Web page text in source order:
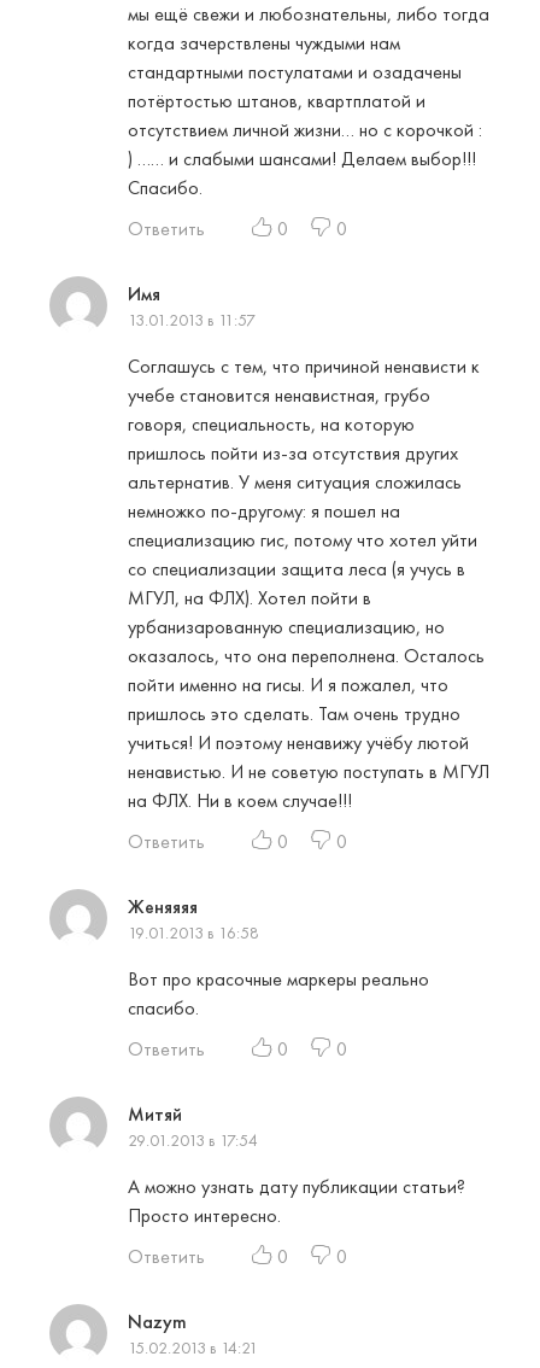
мы ещё свежи и любознательны, либо тогда
когда зачерствлены чуждыми нам
стандартными постулатами и озадачены
потёртостью штанов, квартплатой и
отсутствием личной жизни… но с корочкой :
) …… и слабыми шансами! Делаем выбор!!!
Спасибо.
Ответить
0 0
Имя
13.01.2013 в 11:57
Соглашусь с тем, что причиной ненависти к
учебе становится ненавистная, грубо
говоря, специальность, на которую
пришлось пойти из-за отсутствия других
альтернатив. У меня ситуация сложилась
немножко по-другому: я пошел на
специализацию гис, потому что хотел уйти
со специализации защита леса (я учусь в
МГУЛ, на ФЛХ). Хотел пойти в
урбанизарованную специализацию, но
оказалось, что она переполнена. Осталось
пойти именно на гисы. И я пожалел, что
пришлось это сделать. Там очень трудно
учиться! И поэтому ненавижу учёбу лютой
ненавистью. И не советую поступать в МГУЛ
на ФЛХ. Ни в коем случае!!!
Ответить
0 0
Женяяяя
19.01.2013 в 16:58
Вот про красочные маркеры реально
спасибо.
Ответить
0 0
Митяй
29.01.2013 в 17:54
А можно узнать дату публикации статьи?
Просто интересно.
Ответить
0 0
Nazym
15.02.2013 в 14:21